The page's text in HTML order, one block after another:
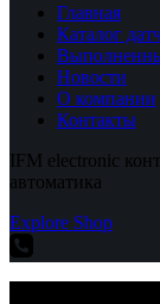
найденоГлавная
Каталог
Новости
О компании
Контакты
IFM electronic
автоматика
Explore Shop